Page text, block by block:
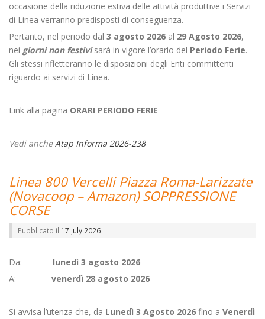
occasione della riduzione estiva delle attività produttive i Servizi
di Linea verranno predisposti di conseguenza.
Pertanto, nel periodo dal 3 agosto 2026 al 29 Agosto 2026,
nei giorni non festivisarà in vigore l’orario del Periodo Ferie.
Gli stessi rifletteranno le disposizioni degli Enti committenti
riguardo ai servizi di Linea.
Link alla pagina ORARI PERIODO FERIE
Vedi ancheAtap Informa 2026-238
Linea 800 Vercelli Piazza Roma-Larizzate
(Novacoop – Amazon) SOPPRESSIONE
CORSE
Pubblicato il 17 July 2026
Da: lunedì 3 agosto 2026
A: venerdì 28 agosto 2026
Si avvisa l’utenza che, da Lunedì 3 Agosto 2026 fino a Venerdì